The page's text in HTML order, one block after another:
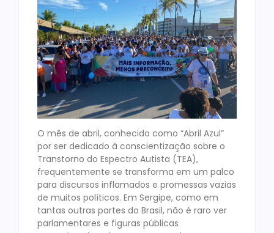
O mês de abril, conhecido como “Abril Azul”
por ser dedicado à conscientização sobre o
Transtorno do Espectro Autista (TEA),
frequentemente se transforma em um palco
para discursos inflamados e promessas vazias
de muitos políticos. Em Sergipe, como em
tantas outras partes do Brasil, não é raro ver
parlamentares e figuras públicas